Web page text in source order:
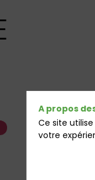
A propos
Ce site
votre